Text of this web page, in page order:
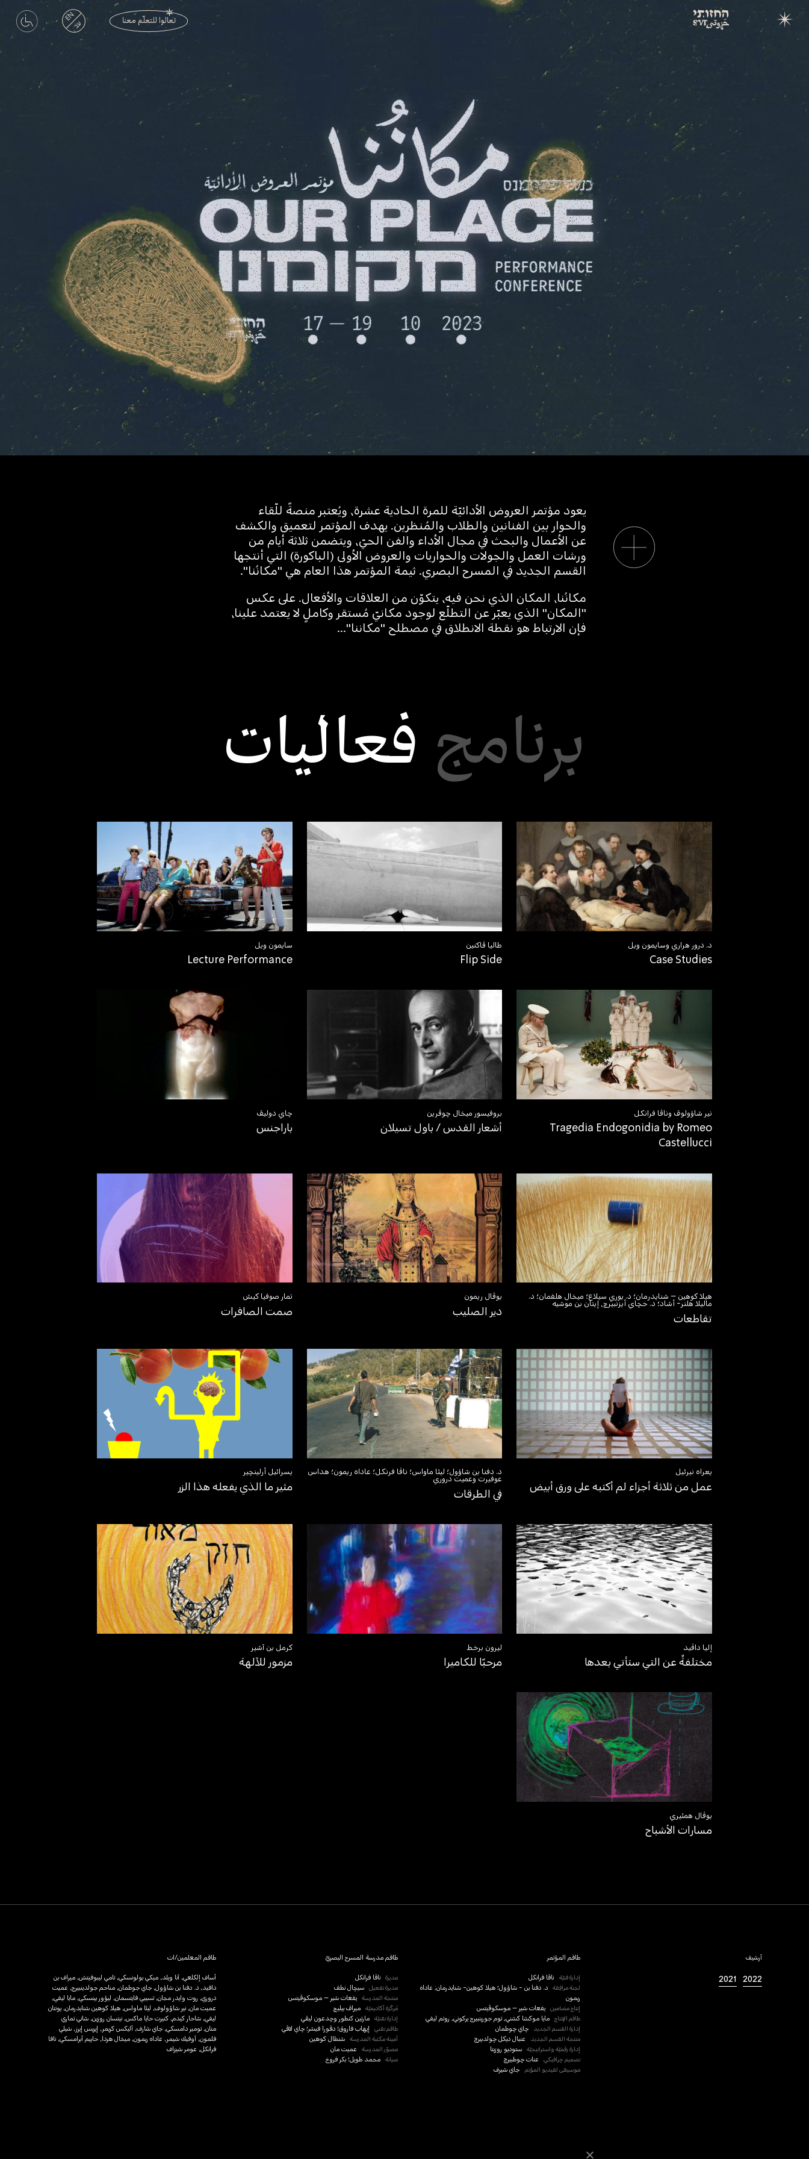
تعالوا للتعلّم معنا EN
עב
يعود مؤتمر العروض الأدائيّة للمرة الحادية عشرة، ويُعتبر منصةً للّقاء
والحوار بين الفنانين والطلاب والمُنظرين. يهدف المؤتمر لتعميق والكشف
عن الأعمال والبحث في مجال الأداء والفن الحيّ، ويتضمن ثلاثة أيام من
ورشات العمل والجولات والحواريات والعروض الأولى (الباكورة) التي أنتجها
القسم الجديد في المسرح البصري. ثيمة المؤتمر هذا العام هي "مكانُنا".
مكانُنا، المكان الذي نحن فيه، يتكوّن من العلاقات والأفعال. على عكس
"المكان" الذي يعبّر عن التطلّع لوجود مكانيّ مُستقر وكاملٍ لا يعتمد علينا،
فإن الارتباط هو نقطة الانطلاق في مصطلح "مكاننا"...
برنامج فعاليات
د. درور هراري وسايمون ويل
Case Studies
طاليا ڤاكنين
Flip Side
سايمون ويل
Lecture Performance
نير شاؤولوڤ وناڤا فرانكل
Tragedia Endogonidia by Romeo
Castellucci
بروفيسور ميخال چوڤرين
أشعار القدس / باول تسيلان
چاي دوليڤ
باراجنس
هيلا كوهين – شنايدرمان؛ د. يوري سيلاع؛ ميخال هلفمان؛ د.
ماليلا هلنر- أشاد؛ د. حچاي أيزنبيرچ، إيتان بن موشيه
تقاطعات
يوڤال ريمون
دير الصليب
تمار صوفيا كيش
صمت الصافرات
يعراه نيرئيل
عمل من ثلاثة أجزاء لم أكتبه على ورق أبيض
د. دفنا بن شاؤول؛ ليئا ماواس؛ ناڤا فرنكل؛ عاداه ريمون؛ هداس
عوفيرت وعميت دروري
في الطرقات
يسرائيل أرلينچير
مثير ما الذي يفعله هذا الزر
إليا داڤيد
مختلفةٌ عن التي ستأتي بعدها
ليرون برخط
مرحبًا للكاميرا
كرمل بن آشير
مزمور للآلهة
يوڤال همئيري
مسارات الأشباح
أرشيف
2022
2021
طاقم المؤتمر
إدارة فنيّة ناڤا فرانكل
لجنة مرافِقة
د. دفنا بن - شاؤول؛ هيلا كوهين- شنايدرمان; عاداه
ريمون
إنتاج مضامين يفعات شير – موسكوڤيتس
طاقم الإنتاج مايا موكشا كشني, توم جورينبيرج يركوني, روتم ليفي
إدارة القسم الجديد چاي چوطمان
منتجة القسم الجديد عنبال ديكل چولدبيرچ
إدارة رقميّة واستراتيجيّة ستوديو روزيتا
تصميم چرافيكي عنات چوطبيرچ
موسيقى لفيديو المؤتم جاي شيرف
طاقم مدرسة المسرح البصريّ
مديرة ناڤا فرانكل
مديرة تفعيل سيچال نطف
منتجة المدرسة يفعات شير – موسكوڤيتس
مُركّزة أكاديميّة ميراڤ بيليچ
إدارة تقنيّة مارتين كنطور وچدعون ليڤي
طاقم تقني إيهاب فاروق؛ دڤورا فيشر؛ چاي لاڤي
أمينة مكتبة المدرسة شنطال كوهين
مصوّر المدرسة عميت مان
صيانة محمد طويل؛ بكر فروخ
طاقم المعلمين/ات
أساف إلكلعي، آنا ويلد، ميكي بولونسكي، تامي ليبوفيتش، ميراف بن
دافيد، د. دفنا بن شاؤول، جاي جوطمان، مناحم جولدينبيرج، عميت
دروري، روت وايدر مجان، تسيبي فايتسمان، ليؤور بينسكي، مايا ليفي،
عميت مان، نير شاؤولوف، ليئا ماواس، هيلا كوهين شنايدرمان، يونتان
ليفي، شاحار كيدم، كنيرت حايا ماكس، نيتسان روزين، شاني تماري
متان، تومير دامسكي، جاي شارف، أليكس كريمر، إيريس إيرز، شيلي
فلمون، أوفيك شيمر، عاداه ريمون، ميخال هردا، حاييم أبرامسكي، نافا
فرانكل، عومر شيزاف